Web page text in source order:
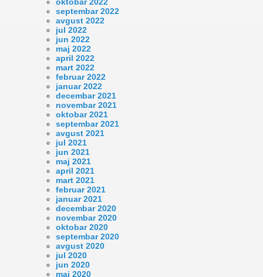
septembar 2022
avgust 2022
jul 2022
jun 2022
maj 2022
april 2022
mart 2022
februar 2022
januar 2022
decembar 2021
novembar 2021
oktobar 2021
septembar 2021
avgust 2021
jul 2021
jun 2021
maj 2021
april 2021
mart 2021
februar 2021
januar 2021
decembar 2020
novembar 2020
oktobar 2020
septembar 2020
avgust 2020
jul 2020
jun 2020
maj 2020